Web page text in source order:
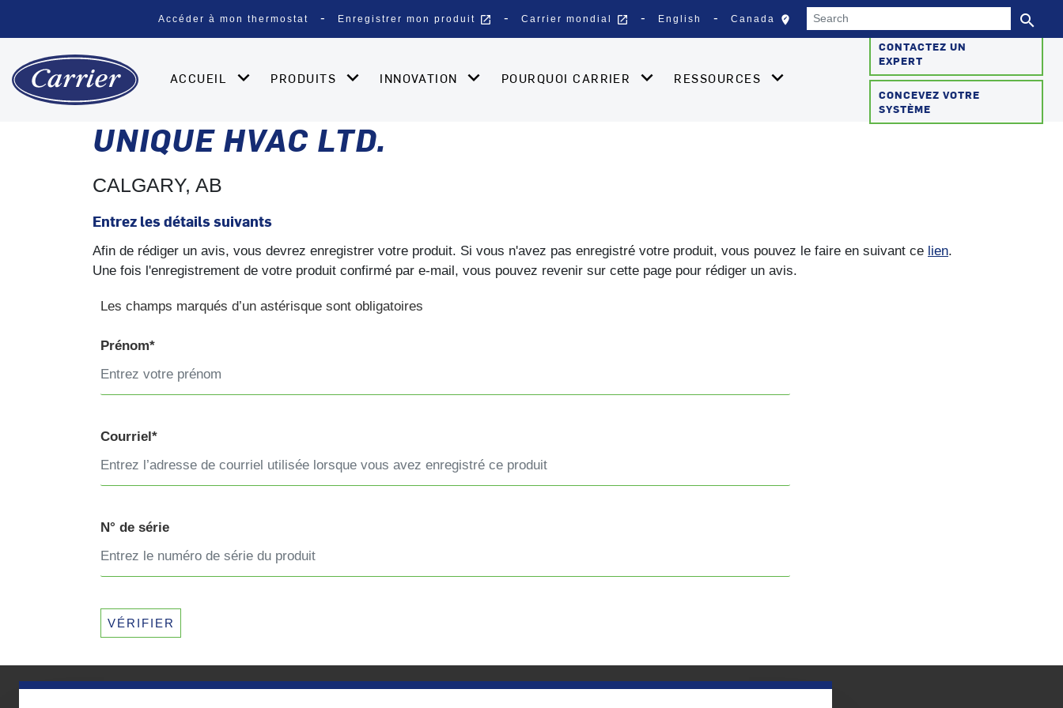
Accéder à mon thermostat Enregistrer mon produit open_in_new Carrier mondial open_in_new English Canada edit_locationSélectionnez votre
Search search
ACCUEIL PRODUITS INNOVATION POURQUOI CARRIER RESSOURCES
CONTACTEZ UN
EXPERT
CONCEVEZ VOTRE
SYSTÈME
UNIQUE HVAC LTD.
CALGARY, AB
Entrez les détails suivants
Afin de rédiger un avis, vous devrez enregistrer votre produit. Si vous n'avez pas enregistré votre produit, vous pouvez le faire en suivant ce lien.
Une fois l'enregistrement de votre produit confirmé par e-mail, vous pouvez revenir sur cette page pour rédiger un avis.
Les champs marqués d’un astérisque sont obligatoires
Prénom*
Courriel*
N° de série
VÉRIFIER